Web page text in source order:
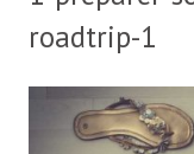
roadtrip-1